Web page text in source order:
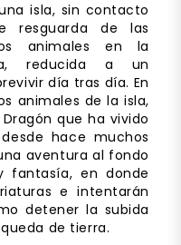
isla, sin contacto
resguarda de las
animales en la
reducida a un
día tras día. En
animales de la isla,
que ha vivido
hace muchos
aventura al fondo
fantasía, en donde
e intentarán
detener la subida
de tierra.